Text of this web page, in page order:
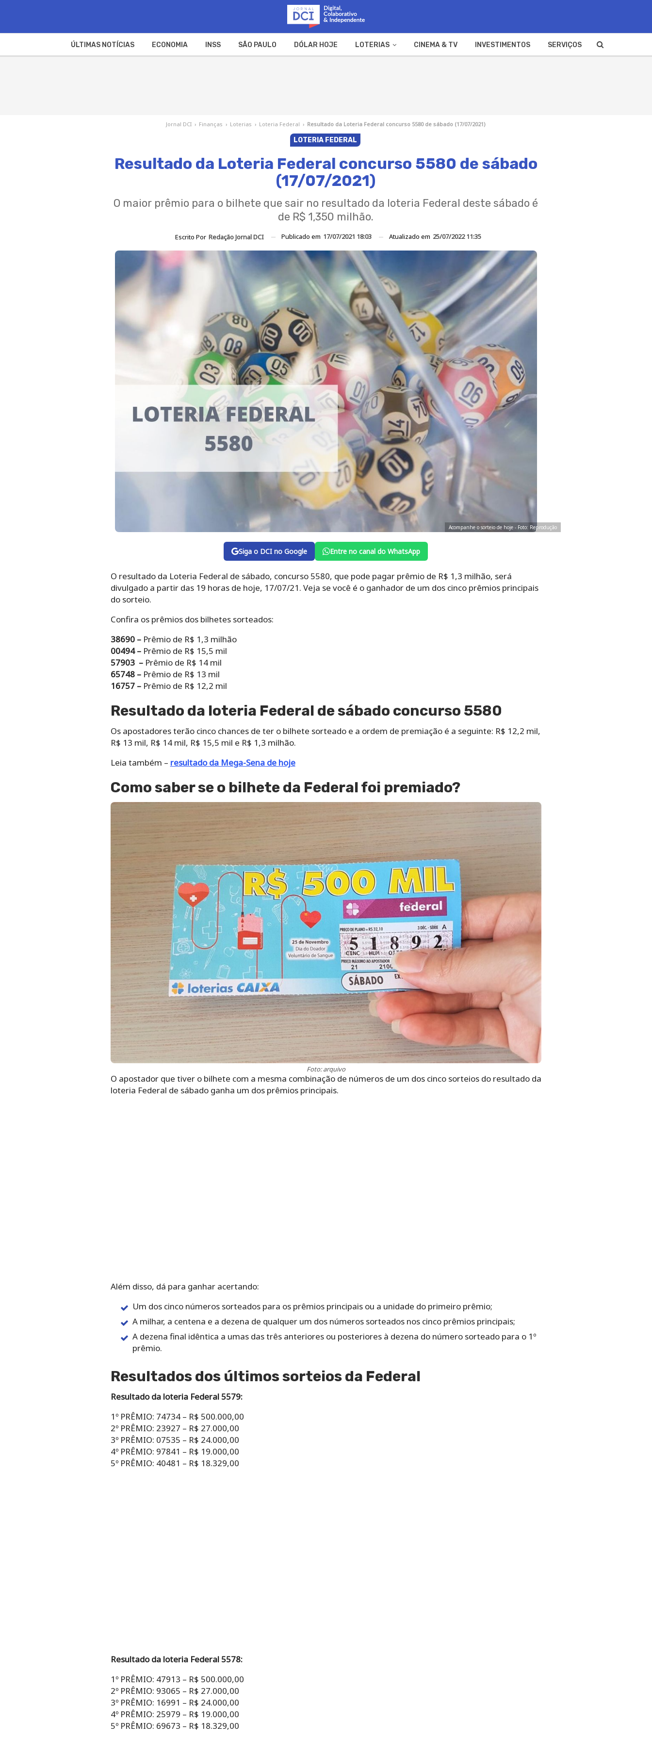
ÚLTIMAS NOTÍCIAS ECONOMIA INSS SÃO PAULO DÓLAR HOJE LOTERIAS CINEMA & TV INVESTIMENTOS SERVIÇOS
Jornal DCI › Finanças › Loterias › Loteria Federal › Resultado da Loteria Federal concurso 5580 de sábado (17/07/2021)
LOTERIA FEDERAL
Resultado da Loteria Federal concurso 5580 de sábado
(17/07/2021)
O maior prêmio para o bilhete que sair no resultado da loteria Federal deste sábado é
de R$ 1,350 milhão.
Escrito Por Redação Jornal DCI Publicado em 17/07/2021 18:03 Atualizado em 25/07/2022 11:35
Acompanhe o sorteio de hoje - Foto: Reprodução
Siga o DCI no Google Entre no canal do WhatsApp
O resultado da Loteria Federal de sábado, concurso 5580, que pode pagar prêmio de R$ 1,3 milhão, será
divulgado a partir das 19 horas de hoje, 17/07/21. Veja se você é o ganhador de um dos cinco prêmios principais
do sorteio.
Confira os prêmios dos bilhetes sorteados:
38690 – Prêmio de R$ 1,3 milhão
00494 – Prêmio de R$ 15,5 mil
57903 – Prêmio de R$ 14 mil
65748 – Prêmio de R$ 13 mil
16757 – Prêmio de R$ 12,2 mil
Resultado da loteria Federal de sábado concurso 5580
Os apostadores terão cinco chances de ter o bilhete sorteado e a ordem de premiação é a seguinte: R$ 12,2 mil,
R$ 13 mil, R$ 14 mil, R$ 15,5 mil e R$ 1,3 milhão.
Leia também – resultado da Mega-Sena de hoje
Como saber se o bilhete da Federal foi premiado?
Foto: arquivo
O apostador que tiver o bilhete com a mesma combinação de números de um dos cinco sorteios do resultado da
loteria Federal de sábado ganha um dos prêmios principais.
Além disso, dá para ganhar acertando:
Um dos cinco números sorteados para os prêmios principais ou a unidade do primeiro prêmio;
A milhar, a centena e a dezena de qualquer um dos números sorteados nos cinco prêmios principais;
A dezena final idêntica a umas das três anteriores ou posteriores à dezena do número sorteado para o 1º
prêmio.
Resultados dos últimos sorteios da Federal
Resultado da loteria Federal 5579:
1º PRÊMIO: 74734 – R$ 500.000,00
2º PRÊMIO: 23927 – R$ 27.000,00
3º PRÊMIO: 07535 – R$ 24.000,00
4º PRÊMIO: 97841 – R$ 19.000,00
5º PRÊMIO: 40481 – R$ 18.329,00
Resultado da loteria Federal 5578:
1º PRÊMIO: 47913 – R$ 500.000,00
2º PRÊMIO: 93065 – R$ 27.000,00
3º PRÊMIO: 16991 – R$ 24.000,00
4º PRÊMIO: 25979 – R$ 19.000,00
5º PRÊMIO: 69673 – R$ 18.329,00